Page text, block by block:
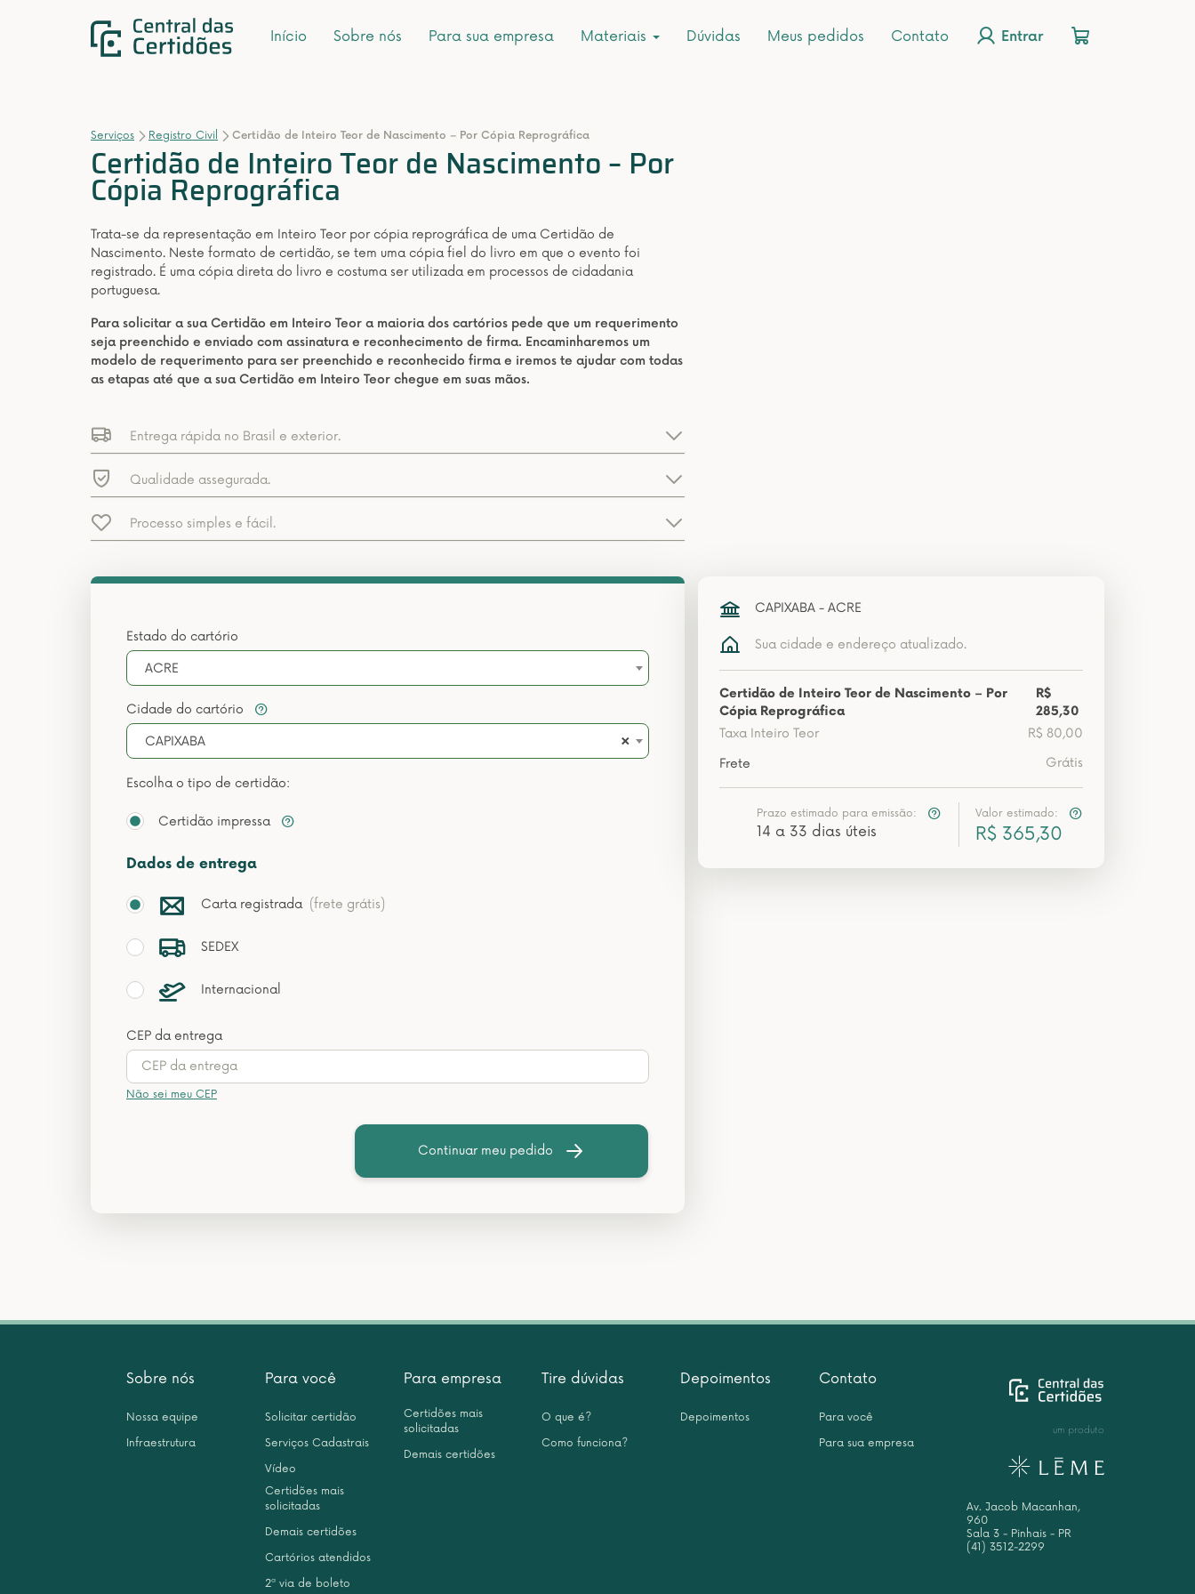
Início Sobre nós Para sua empresa Materiais Dúvidas Meus pedidos Contato Entrar
Serviços Registro Civil Certidão de Inteiro Teor de Nascimento – Por Cópia Reprográfica
Certidão de Inteiro Teor de Nascimento – Por
Cópia Reprográfica
Trata-se da representação em Inteiro Teor por cópia reprográfica de uma Certidão de
Nascimento. Neste formato de certidão, se tem uma cópia fiel do livro em que o evento foi
registrado. É uma cópia direta do livro e costuma ser utilizada em processos de cidadania
portuguesa.
Para solicitar a sua Certidão em Inteiro Teor a maioria dos cartórios pede que um requerimento
seja preenchido e enviado com assinatura e reconhecimento de firma. Encaminharemos um
modelo de requerimento para ser preenchido e reconhecido firma e iremos te ajudar com todas
as etapas até que a sua Certidão em Inteiro Teor chegue em suas mãos.
Entrega rápida no Brasil e exterior.
Qualidade assegurada.
Processo simples e fácil.
Estado do cartório
ACRE
Cidade do cartório
×
CAPIXABA
Escolha o tipo de certidão:
Certidão impressa
Dados de entrega
Carta registrada (frete grátis)
SEDEX
Internacional
CEP da entrega
Não sei meu CEP
Continuar meu pedido
CAPIXABA - ACRE
Sua cidade e endereço atualizado.
Certidão de Inteiro Teor de Nascimento – Por
Cópia Reprográfica
R$
285,30
Taxa Inteiro Teor
R$ 80,00
Frete
Grátis
Prazo estimado para emissão:
14 a 33 dias úteis
Valor estimado:
R$ 365,30
Sobre nós
Nossa equipe
Infraestrutura
Para você
Solicitar certidão
Serviços Cadastrais
Vídeo
Certidões mais
solicitadas
Demais certidões
Cartórios atendidos
2ª via de boleto
Para empresa
Certidões mais
solicitadas
Demais certidões
Tire dúvidas
O que é?
Como funciona?
Depoimentos
Depoimentos
Contato
Para você
Para sua empresa
um produto
Av. Jacob Macanhan,
960
Sala 3 - Pinhais - PR
(41) 3512-2299